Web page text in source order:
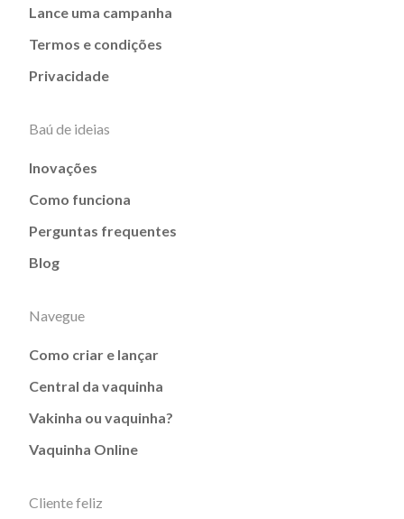
Lance uma campanha
Termos e condições
Privacidade
Baú de ideias
Inovações
Como funciona
Perguntas frequentes
Blog
Navegue
Como criar e lançar
Central da vaquinha
Vakinha ou vaquinha?
Vaquinha Online
Cliente feliz